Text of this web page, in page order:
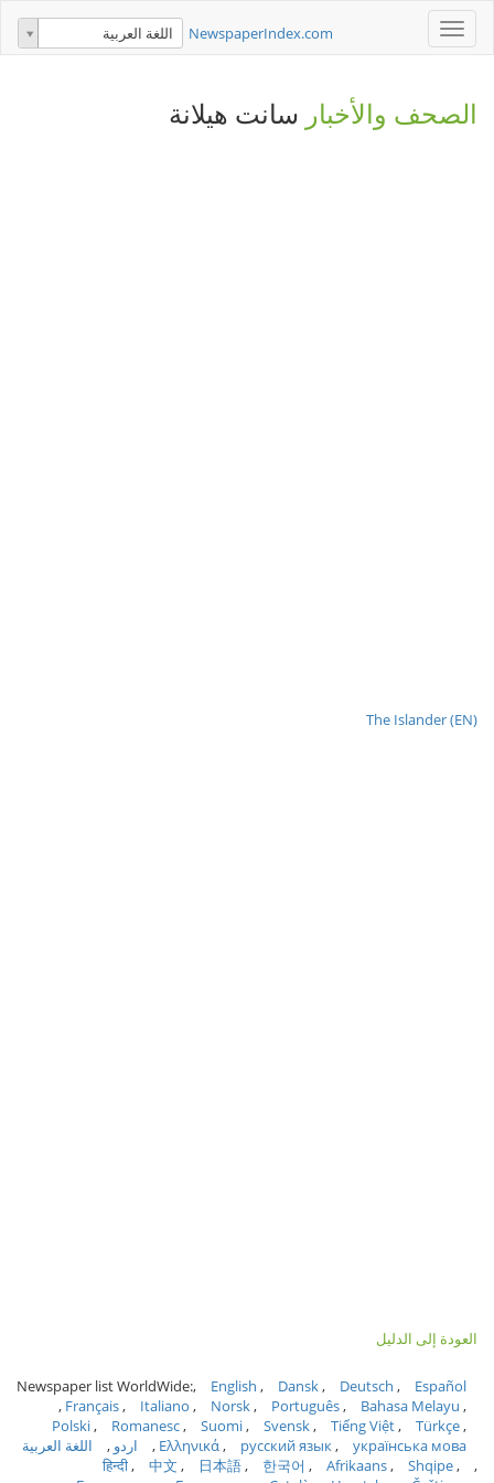
Toggle
navigation
NewspaperIndex.com اللغة العربية
الصحف والأخبار سانت هيلانة
The Islander (EN)
العودة إلى الدليل
Newspaper list WorldWide: English Dansk Deutsch
Español
Français
Italiano Norsk Português
Bahasa Melayu
Polski
Romanesc Suomi Svensk Tiếng Việt
Türkçe
Ελληνικά
русский язык українська мова اردو
اللغة العربية
हिन्दी
中文 日本語 한국어 Afrikaans
Shqipe